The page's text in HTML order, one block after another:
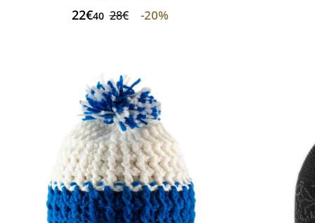
22€40 28€ -20%